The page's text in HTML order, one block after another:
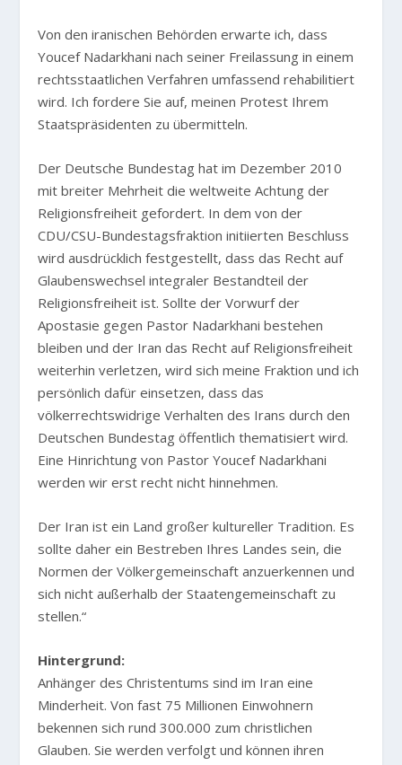
Von den iranischen Behörden erwarte ich, dass
Youcef Nadarkhani nach seiner Freilassung in einem
rechtsstaatlichen Verfahren umfassend rehabilitiert
wird. Ich fordere Sie auf, meinen Protest Ihrem
Staatspräsidenten zu übermitteln.
Der Deutsche Bundestag hat im Dezember 2010
mit breiter Mehrheit die weltweite Achtung der
Religionsfreiheit gefordert. In dem von der
CDU/CSU-Bundestagsfraktion initiierten Beschluss
wird ausdrücklich festgestellt, dass das Recht auf
Glaubenswechsel integraler Bestandteil der
Religionsfreiheit ist. Sollte der Vorwurf der
Apostasie gegen Pastor Nadarkhani bestehen
bleiben und der Iran das Recht auf Religionsfreiheit
weiterhin verletzen, wird sich meine Fraktion und ich
persönlich dafür einsetzen, dass das
völkerrechtswidrige Verhalten des Irans durch den
Deutschen Bundestag öffentlich thematisiert wird.
Eine Hinrichtung von Pastor Youcef Nadarkhani
werden wir erst recht nicht hinnehmen.
Der Iran ist ein Land großer kultureller Tradition. Es
sollte daher ein Bestreben Ihres Landes sein, die
Normen der Völkergemeinschaft anzuerkennen und
sich nicht außerhalb der Staatengemeinschaft zu
stellen.“
Hintergrund:
Anhänger des Christentums sind im Iran eine
Minderheit. Von fast 75 Millionen Einwohnern
bekennen sich rund 300.000 zum christlichen
Glauben. Sie werden verfolgt und können ihren